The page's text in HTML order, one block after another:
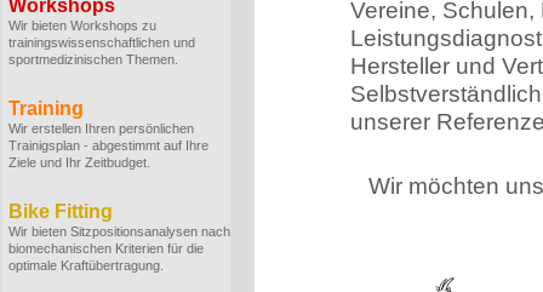
Workshops
Wir bieten Workshops zu
trainingswissenschaftlichen und
sportmedizinischen Themen.
Training
Wir erstellen Ihren persönlichen
Trainigsplan - abgestimmt auf Ihre
Ziele und Ihr Zeitbudget.
Bike Fitting
Wir bieten Sitzpositionsanalysen nach
biomechanischen Kriterien für die
optimale Kraftübertragung.
Vereine,
Hersteller und
unserer
Wir möchten